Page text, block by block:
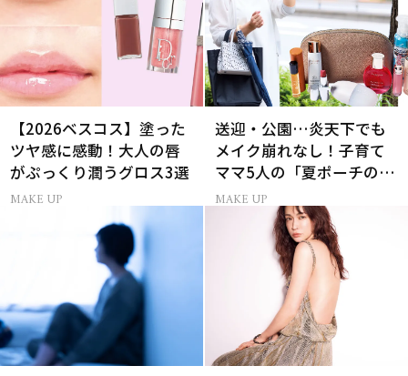
【2026ベスコス】塗った
ツヤ感に感動！大人の唇
がぷっくり潤うグロス3選
MAKE UP
送迎・公園…炎天下でも
メイク崩れなし！子育て
ママ5人の「夏ポーチの中
身」
MAKE UP